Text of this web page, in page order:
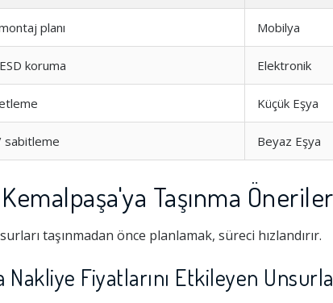
planı Mobilya
koruma Elektronik
Küçük Eşya
sabitleme Beyaz Eşya
Taşınma
taşınmadan önce planlamak, süreci hızlandırır.
Fiyatlarını Etkileyen